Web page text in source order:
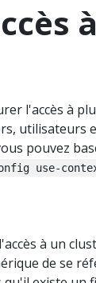
l'accès à
utilisateurs
pouvez
use-
à un
de se